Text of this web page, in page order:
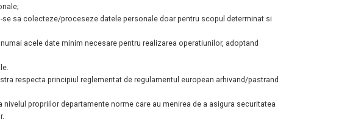
se sa colecteze/proceseze datele personale doar pentru scopul determinat si
acele date minim necesare pentru realizarea operatiunilor, adoptand
respecta principiul reglementat de regulamentul european arhivand/pastrand
nivelul propriilor departamente norme care au menirea de a asigura securitatea